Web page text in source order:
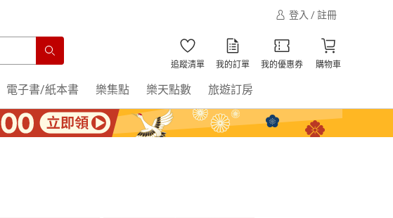
登入 / 註冊
追蹤清單 我的訂單 我的優惠券 購物車
電子書/紙本書 樂集點 樂天點數 旅遊訂房